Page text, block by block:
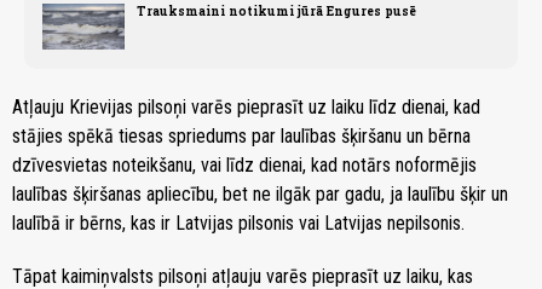
Trauksmaini notikumi jūrā Engures pusē
Atļauju Krievijas pilsoņi varēs pieprasīt uz laiku līdz dienai, kad
stājies spēkā tiesas spriedums par laulības šķiršanu un bērna
dzīvesvietas noteikšanu, vai līdz dienai, kad notārs noformējis
laulības šķiršanas apliecību, bet ne ilgāk par gadu, ja laulību šķir un
laulībā ir bērns, kas ir Latvijas pilsonis vai Latvijas nepilsonis.
Tāpat kaimiņvalsts pilsoņi atļauju varēs pieprasīt uz laiku, kas